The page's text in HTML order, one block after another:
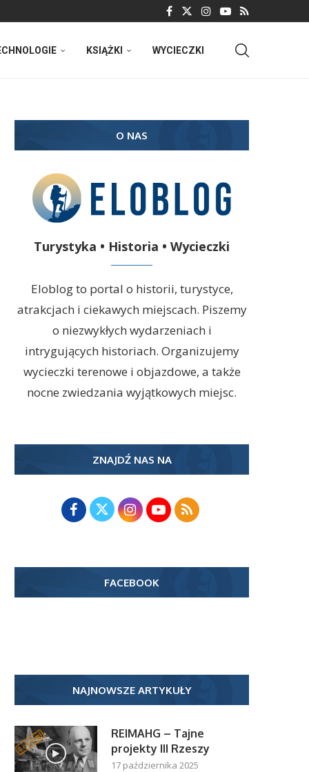
KSIĄŻKI WYCIECZKI
O NAS
Turystyka • Historia • Wycieczki
Eloblog to portal o historii, turystyce,
atrakcjach i ciekawych miejscach. Piszemy
o niezwykłych wydarzeniach i
intrygujących historiach. Organizujemy
wycieczki terenowe i objazdowe, a także
nocne zwiedzania wyjątkowych miejsc.
ZNAJDŹ NAS NA
FACEBOOK
NAJNOWSZE ARTYKUŁY
REIMAHG – Tajne
projekty III Rzeszy
17 października 2025